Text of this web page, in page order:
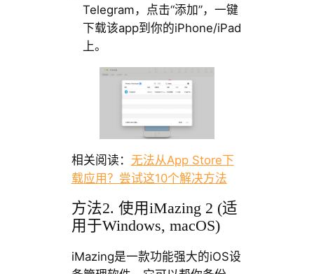
Telegram，点击“添加”，一键
下载该app到你的iPhone/iPad
上。
相关阅读： 无法从App Store下
载应用？尝试这10个解决方法
方法2. 使用iMazing 2 (适
用于Windows, macOS)
iMazing是一款功能强大的iOS设